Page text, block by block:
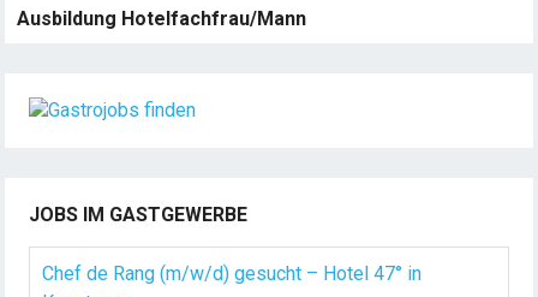
Ausbildung Hotelfachfrau/Mann
JOBS IM GASTGEWERBE
Chef de Rang (m/w/d) gesucht – Hotel 47° in